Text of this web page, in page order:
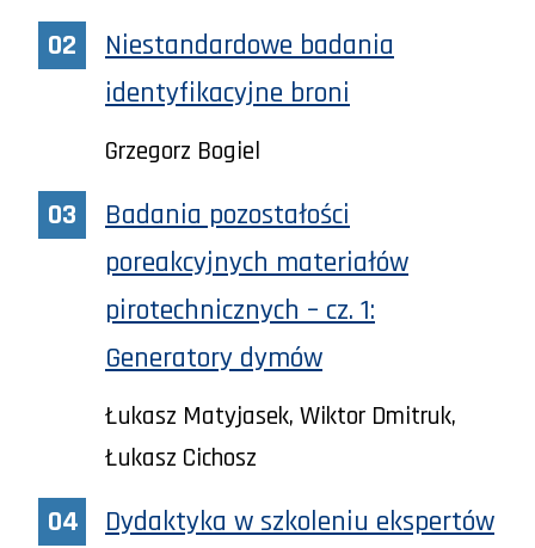
Niestandardowe badania
identyfikacyjne broni
Grzegorz Bogiel
Badania pozostałości
poreakcyjnych materiałów
pirotechnicznych – cz. 1:
Generatory dymów
Łukasz Matyjasek, Wiktor Dmitruk,
Łukasz Cichosz
Dydaktyka w szkoleniu ekspertów